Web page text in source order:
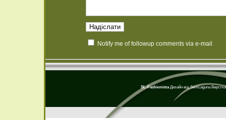
Notify me of followup comments via e-mail
SL-Fashionista Дизайн відSemLaguna